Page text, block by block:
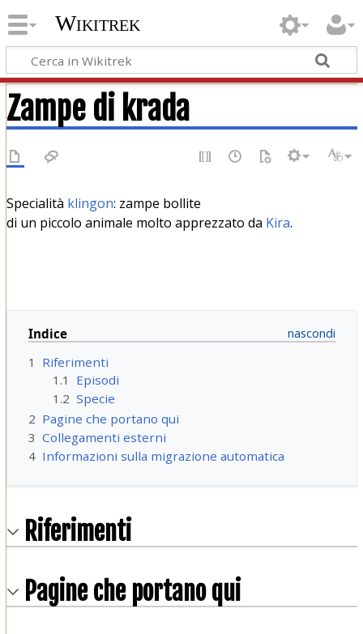
Wikitrek
Zampe di krada
Specialità klingon: zampe bollite
di un piccolo animale molto apprezzato da Kira.
Indice
1
Riferimenti
1.1
Episodi
1.2 Specie
2 Pagine che portano qui
3 Collegamenti esterni
4 Informazioni sulla migrazione automatica
Riferimenti
Pagine che portano qui